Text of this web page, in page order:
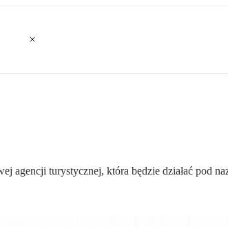
turystycznej, która będzie działać pod